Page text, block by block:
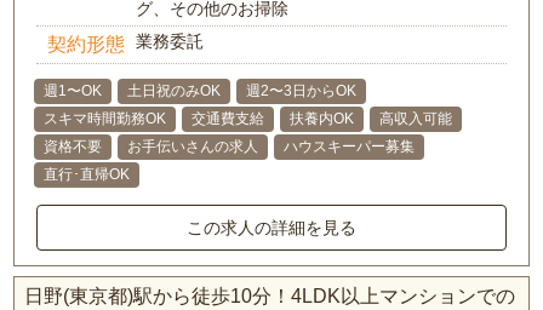
グ、その他のお掃除
契約形態 業務委託
週1〜OK 土日祝のみOK
週2〜3日からOK
スキマ時間勤務OK
交通費支給 扶養内OK
高収入可能
資格不要
お手伝いさんの求人
ハウスキーパー募集
直行･直帰OK
この求人の詳細を見る
日野(東京都)駅から徒歩10分！4LDK以上マンションでの